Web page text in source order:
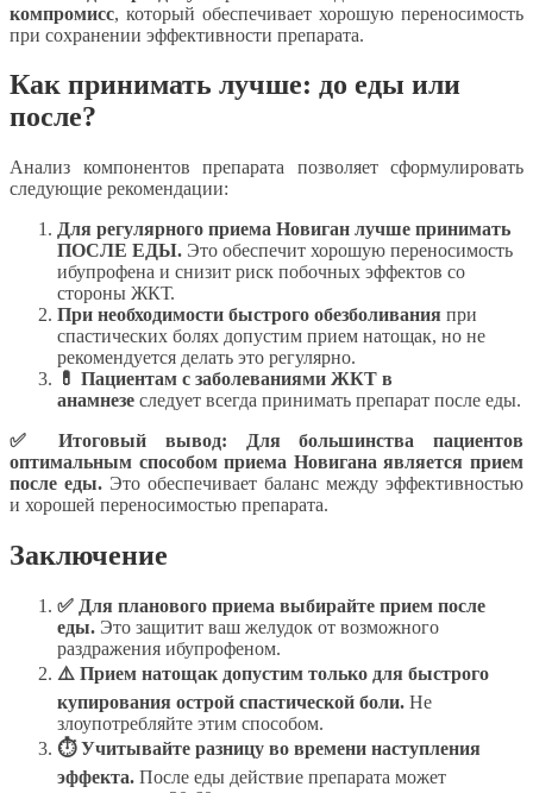
компромисс, который обеспечивает хорошую переносимость
при сохранении эффективности препарата.
Как принимать лучше: до еды или
после?
Анализ компонентов препарата позволяет сформулировать
следующие рекомендации:
Для регулярного приема Новиган лучше принимать
ПОСЛЕ ЕДЫ. Это обеспечит хорошую переносимость
ибупрофена и снизит риск побочных эффектов со
стороны ЖКТ.
При необходимости быстрого обезболивания при
спастических болях допустим прием натощак, но не
рекомендуется делать это регулярно.
💊 Пациентам с заболеваниями ЖКТ в
анамнезе следует всегда принимать препарат после еды.
✅ Итоговый вывод:
Для большинства пациентов
оптимальным способом приема Новигана является прием
после еды. Это обеспечивает баланс между эффективностью
и хорошей переносимостью препарата.
Заключение
✅ Для планового приема выбирайте прием после
еды. Это защитит ваш желудок от возможного
раздражения ибупрофеном.
⚠️ Прием натощак допустим только для быстрого
купирования острой спастической боли. Не
злоупотребляйте этим способом.
⏱ Учитывайте разницу во времени наступления
эффекта. После еды действие препарата может